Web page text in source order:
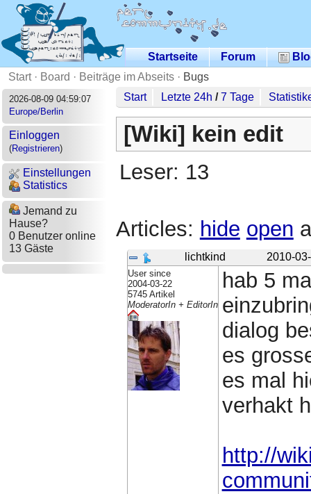
Startseite Forum
Start· Board · Beiträge im Abseits · Bugs
2026-08-09 04:59:07
Europe/Berlin
Einloggen
(Registrieren)
Einstellungen
Statistics
Jemand zu
Hause?
0 Benutzer online
13 Gäste
Start Letzte 24h /7 Tage
[Wiki] kein edit
Leser: 13
Articles: hide open
lichtkind 2010-
User since
2004-03-22
5745 Artikel
ModeratorIn + EditorIn
hab 5
dialog
es
es mal
verhakt
http://